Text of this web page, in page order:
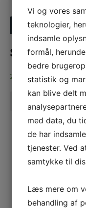
Læs mere
Øreringe
S17 Øreringe
225,00DKK
Vi og vores
teknologier,
indsamle
formål,
bedre
statistik og
kan blive delt
med data, du
de har
tjenester. Ved
samtykke til
Læs mere om
behandling af